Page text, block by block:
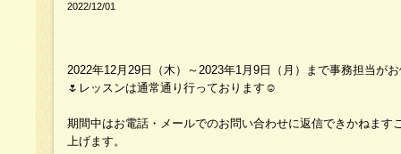
2022/12/01
2022年12月29日（木）～2023年1月9日（月）まで事務担当が
🌷レッスンは通常通り行っております☺️
期間中はお電話・メールでのお問い合わせに返信できかねます
上げます。